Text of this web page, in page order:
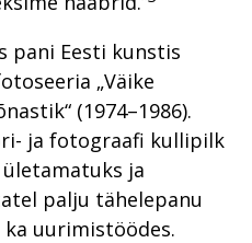
pani Eesti kunstis
„Väike
(1974–1986).
ja fotograafi kullipilk
ja
palju tähelepanu
uurimistöödes.